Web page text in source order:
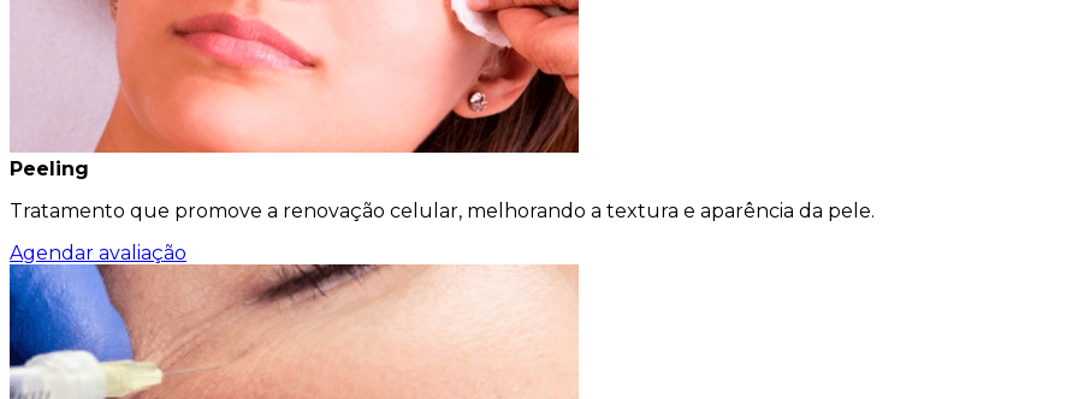
Peeling
Tratamento que promove a renovação celular, melhorando a textura e aparência da pele.
Agendar avaliação